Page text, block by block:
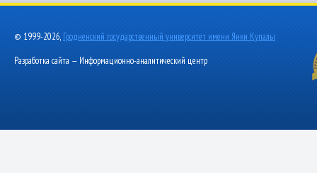
© 1999-2026, Гродненский государственный университет имени Янки Купалы
Разработка сайта — Информационно-аналитический центр